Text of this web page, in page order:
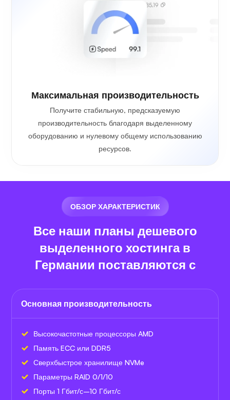
Максимальная производительность
Получите стабильную, предсказуемую
производительность благодаря выделенному
оборудованию и нулевому общему использованию
ресурсов.
ОБЗОР ХАРАКТЕРИСТИК
Все наши планы дешевого
выделенного хостинга в
Германии поставляются с
Основная производительность
Высокочастотные процессоры AMD
Память ECC или DDR5
Сверхбыстрое хранилище NVMe
Параметры RAID 0/1/10
Порты 1 Гбит/с–10 Гбит/с